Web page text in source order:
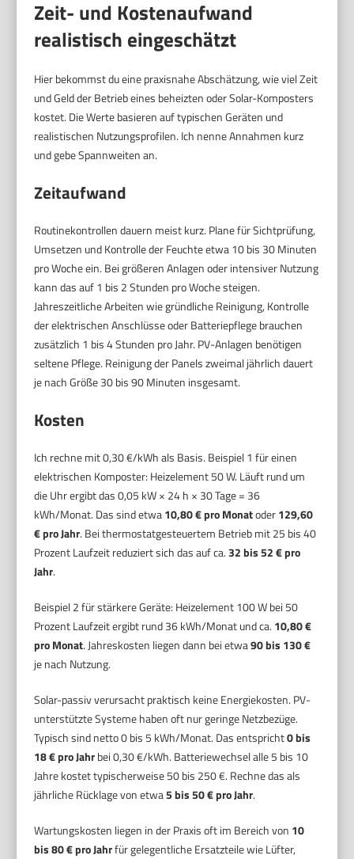
Zeit- und Kostenaufwand
realistisch eingeschätzt
Hier bekommst du eine praxisnahe Abschätzung, wie viel Zeit
und Geld der Betrieb eines beheizten oder Solar-Komposters
kostet. Die Werte basieren auf typischen Geräten und
realistischen Nutzungsprofilen. Ich nenne Annahmen kurz
und gebe Spannweiten an.
Zeitaufwand
Routinekontrollen dauern meist kurz. Plane für Sichtprüfung,
Umsetzen und Kontrolle der Feuchte etwa 10 bis 30 Minuten
pro Woche ein. Bei größeren Anlagen oder intensiver Nutzung
kann das auf 1 bis 2 Stunden pro Woche steigen.
Jahreszeitliche Arbeiten wie gründliche Reinigung, Kontrolle
der elektrischen Anschlüsse oder Batteriepflege brauchen
zusätzlich 1 bis 4 Stunden pro Jahr. PV-Anlagen benötigen
seltene Pflege. Reinigung der Panels zweimal jährlich dauert
je nach Größe 30 bis 90 Minuten insgesamt.
Kosten
Ich rechne mit 0,30 €/kWh als Basis. Beispiel 1 für einen
elektrischen Komposter: Heizelement 50 W. Läuft rund um
die Uhr ergibt das 0,05 kW × 24 h × 30 Tage = 36
kWh/Monat. Das sind etwa10,80 € pro Monatoder129,60
€ pro Jahr. Bei thermostatgesteuertem Betrieb mit 25 bis 40
Prozent Laufzeit reduziert sich das auf ca.32 bis 52 € pro
Jahr.
Beispiel 2 für stärkere Geräte: Heizelement 100 W bei 50
Prozent Laufzeit ergibt rund 36 kWh/Monat und ca. 10,80 €
pro Monat. Jahreskosten liegen dann bei etwa90 bis 130 €
je nach Nutzung.
Solar-passiv verursacht praktisch keine Energiekosten. PV-
unterstützte Systeme haben oft nur geringe Netzbezüge.
Typisch sind netto 0 bis 5 kWh/Monat. Das entspricht0 bis
18 € pro Jahrbei 0,30 €/kWh. Batteriewechsel alle 5 bis 10
Jahre kostet typischerweise 50 bis 250 €. Rechne das als
jährliche Rücklage von etwa5 bis 50 € pro Jahr.
Wartungskosten liegen in der Praxis oft im Bereich von 10
bis 80 € pro Jahrfür gelegentliche Ersatzteile wie Lüfter,